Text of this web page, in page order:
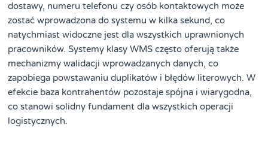
dostawy, numeru telefonu czy osób kontaktowych może
zostać wprowadzona do systemu w kilka sekund, co
natychmiast widoczne jest dla wszystkich uprawnionych
pracowników. Systemy klasy WMS często oferują także
mechanizmy walidacji wprowadzanych danych, co
zapobiega powstawaniu duplikatów i błędów literowych. W
efekcie baza kontrahentów pozostaje spójna i wiarygodna,
co stanowi solidny fundament dla wszystkich operacji
logistycznych.